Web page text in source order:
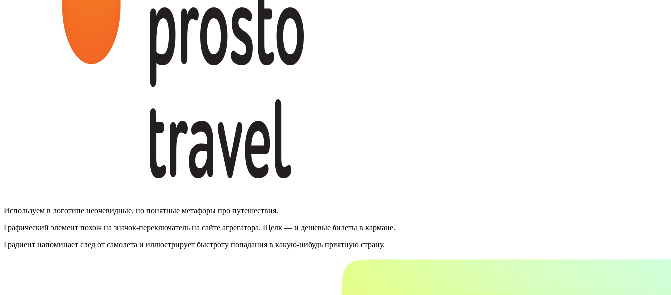
Используем в логотипе неочевидные, но понятные метафоры про путешествия.
Графический элемент похож на значок-переключатель на сайте агрегатора. Щелк — и дешевые билеты в кармане.
Градиент напоминает след от самолета и иллюстрирует быстроту попадания в какую-нибудь приятную страну.